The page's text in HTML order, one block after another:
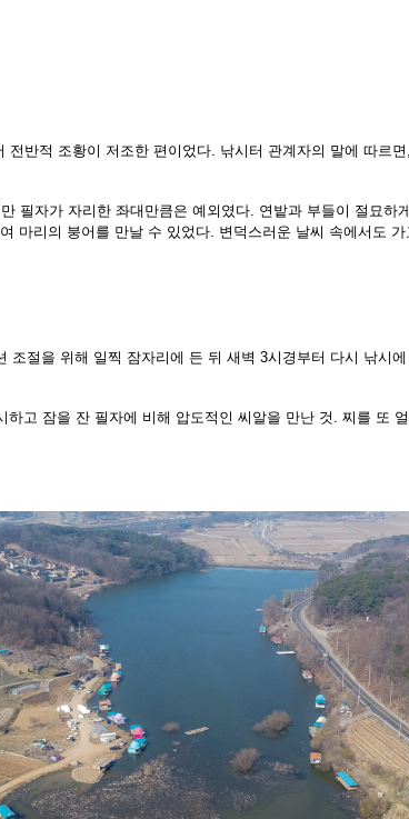
전반적 조황이 저조한 편이었다. 낚시터 관계자의 말에 따르
필자가 자리한 좌대만큼은 예 외였다. 연밭과 부들이 절묘하
마리의 붕어를 만날 수 있었다. 변덕스러운 날씨 속에서도
조절을 위해 일찍 잠자리에 든 뒤 새벽 3시경부터 다시 낚시
하고 잠을 잔 필자에 비해 압도적인 씨알을 만난 것. 찌를 또